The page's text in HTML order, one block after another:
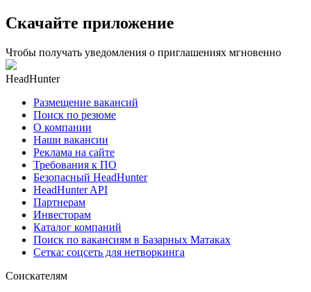
Скачайте приложение
Чтобы получать уведомления о приглашениях мгновенно
HeadHunter
Размещение вакансий
Поиск по резюме
О компании
Наши вакансии
Реклама на сайте
Требования к ПО
Безопасный HeadHunter
HeadHunter API
Партнерам
Инвесторам
Каталог компаний
Поиск по вакансиям в Базарных Матаках
Сетка: соцсеть для нетворкинга
Соискателям